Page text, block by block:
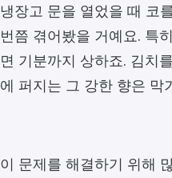
냉장고 문을 열었을 때 코
번쯤 겪어봤을 거예요. 특
면 기분까지 상하죠. 김치
에 퍼지는 그 강한 향은 막
이 문제를 해결하기 위해